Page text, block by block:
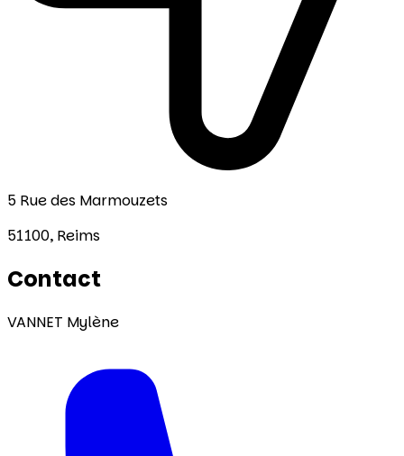
5 Rue des Marmouzets
51100, Reims
Contact
VANNET Mylène